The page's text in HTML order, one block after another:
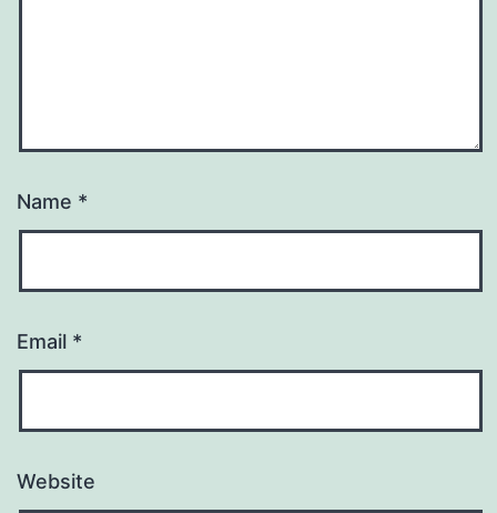
Name *
Email *
Website